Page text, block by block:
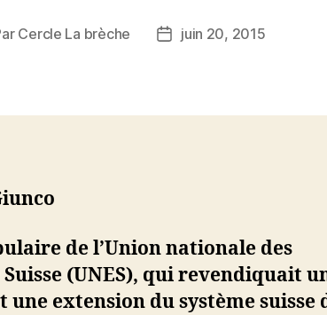
Cercle La brèche
Datejuin 20, 2015
de l’Union nationale des
Suisse (UNES), qui revendiquait
extension du système suisse